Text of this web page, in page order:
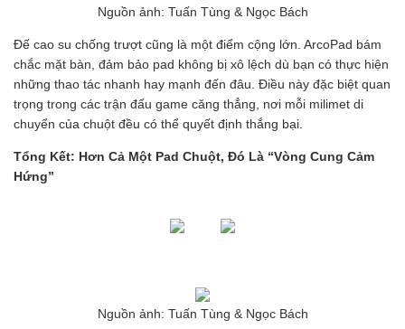
Nguồn ảnh: Tuấn Tùng & Ngọc Bách
Đế cao su chống trượt cũng là một điểm cộng lớn. ArcoPad bám
chắc mặt bàn, đảm bảo pad không bị xô lệch dù bạn có thực hiện
những thao tác nhanh hay mạnh đến đâu. Điều này đặc biệt quan
trọng trong các trận đấu game căng thẳng, nơi mỗi milimet di
chuyển của chuột đều có thể quyết định thắng bại.
Tổng Kết: Hơn Cả Một Pad Chuột, Đó Là “Vòng Cung Cảm
Hứng”
Nguồn ảnh: Tuấn Tùng & Ngọc Bách